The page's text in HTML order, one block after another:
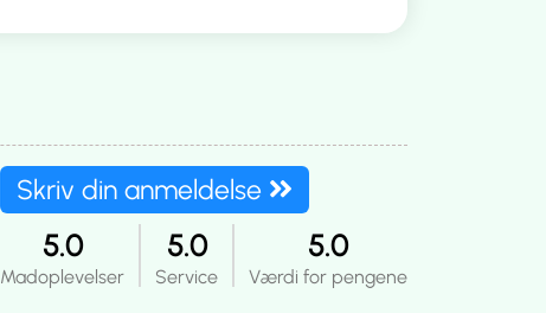
Skriv din anmeldelse
5.0
Madoplevelser
5.0
Service
5.0
Værdi for pengene